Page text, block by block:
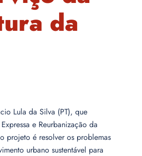
da
Lula da Silva (PT), que
e Reurbanização da
projeto é resolver os problemas
urbano sustentável para